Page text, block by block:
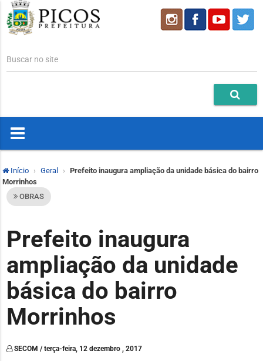
Buscar no site
Início Geral
Prefeito inaugura ampliação da unidade básica do bairro
Morrinhos
OBRAS
Prefeito inaugura
ampliação da unidade
básica do bairro
Morrinhos
SECOM / terça-feira, 12 dezembro , 2017